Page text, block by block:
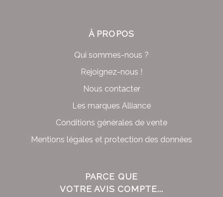
À PROPOS
Qui sommes-nous ?
Rejoignez-nous !
Nous contacter
Les marques Alliance
Conditions générales de vente
Mentions légales et protection des données
PARCE QUE
VOTRE AVIS COMPTE...